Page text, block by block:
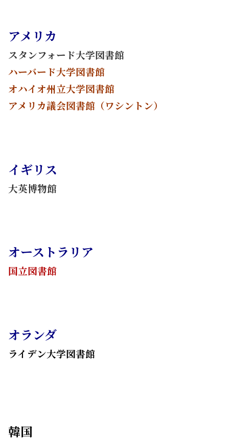
アメリカ
スタンフォード大学図書館
ハーバード大学図書館
オハイオ州立大学図書館
アメリカ議会図書館（ワシントン）
イギリス
大英博物館
オーストラリア
国立図書館
オランダ
ライデン大学図書館
韓国